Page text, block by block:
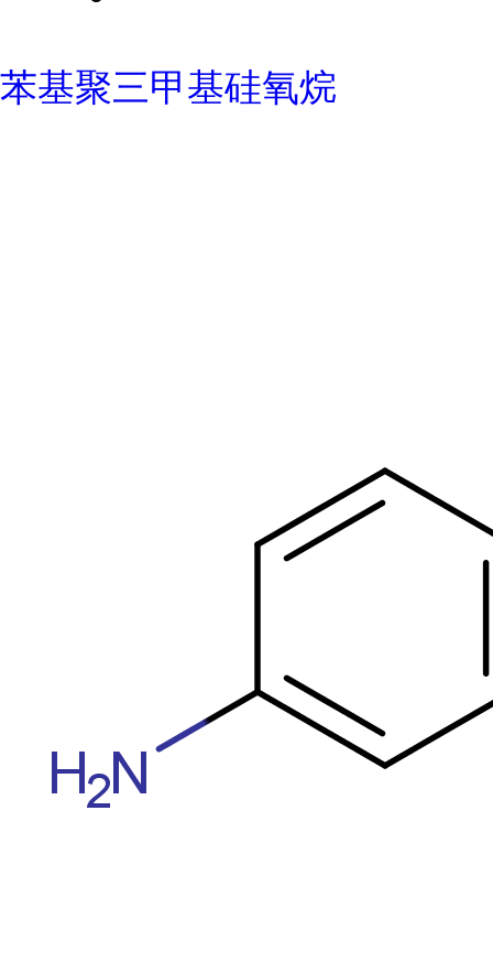
苯基聚三甲基硅氧烷